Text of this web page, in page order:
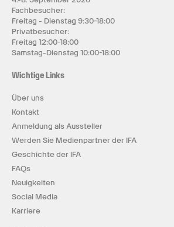
Fachbesucher:
Freitag - Dienstag 9:30-18:00
Privatbesucher:
Freitag 12:00-18:00
Samstag-Dienstag 10:00-18:00
Wichtige Links
Über uns
Kontakt
Anmeldung als Aussteller
Werden Sie Medienpartner der IFA
Geschichte der IFA
FAQs
Neuigkeiten
Social Media
Karriere